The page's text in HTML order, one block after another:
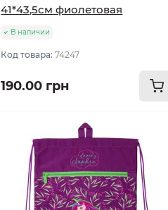
41*43,5см фиолетовая
В наличии
Код товара:74247
190.00 грн